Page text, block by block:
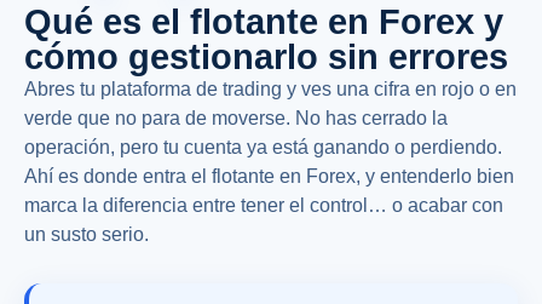
Qué es el flotante en Forex y
cómo gestionarlo sin errores
Abres tu plataforma de trading y ves una cifra en rojo o en
verde que no para de moverse. No has cerrado la
operación, pero tu cuenta ya está ganando o perdiendo.
Ahí es donde entra el flotante en Forex, y entenderlo bien
marca la diferencia entre tener el control… o acabar con
un susto serio.